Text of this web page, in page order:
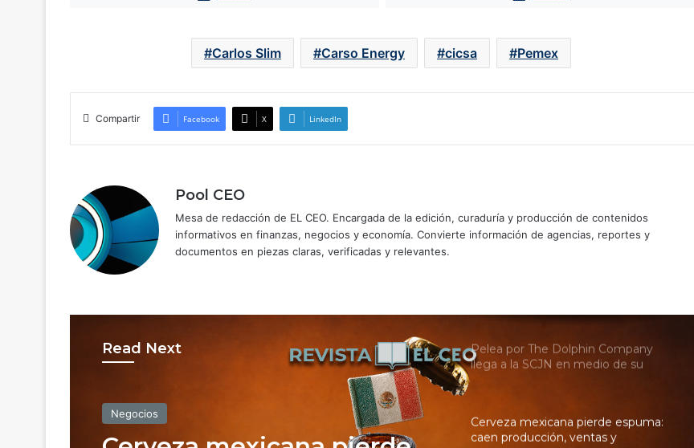
Carlos Slim Carso Energy cicsa Pemex
Compartir Facebook X LinkedIn
Pool CEO
Mesa de redacción de EL CEO. Encargada de la edición, curaduría y producción de contenidos
informativos en finanzas, negocios y economía. Convierte información de agencias, reportes y
documentos en piezas claras, verificadas y relevantes.
Read Next
Negocios
Negocios
con Paramount sigue en espera
¿Quieres invertir en McDonald’s?
Esta es la nueva oportunidad para
llega a la SCJN en medio de su
Cerveza mexicana pierde espuma:
aceleran inversiones